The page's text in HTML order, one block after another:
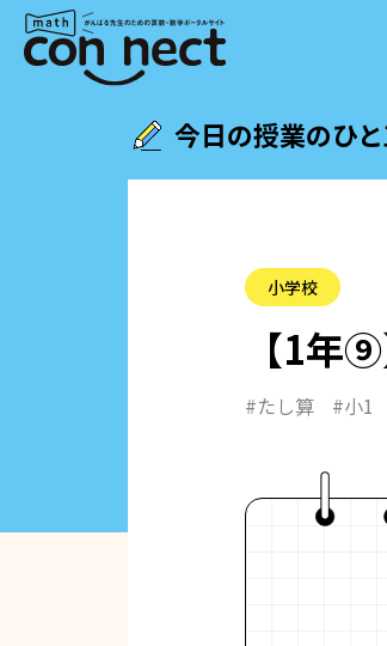
今日の授業のひ
小学校
【1年⑨
#たし算 #小1